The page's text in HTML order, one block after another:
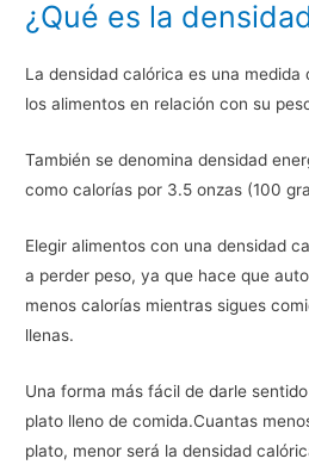
¿Qué es la
La densidad calórica es una
los alimentos en relación con su
También se denomina densidad
como calorías por 3.5 onzas (100
Elegir alimentos con una densidad
a perder peso, ya que hace que
menos calorías mientras sigues
llenas.
Una forma más fácil de darle
plato lleno de comida.Cuantas
plato, menor será la densidad